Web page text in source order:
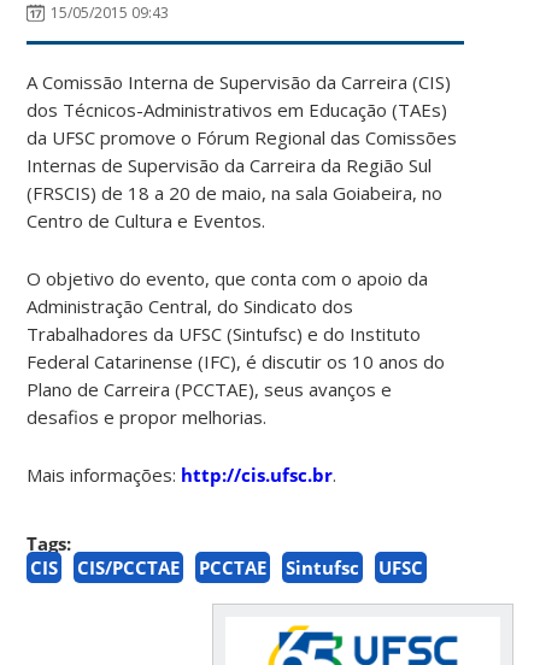
15/05/2015 09:43
A Comissão Interna de Supervisão da Carreira (CIS)
dos Técnicos-Administrativos em Educação (TAEs)
da UFSC promove o Fórum Regional das Comissões
Internas de Supervisão da Carreira da Região Sul
(FRSCIS) de 18 a 20 de maio, na sala Goiabeira, no
Centro de Cultura e Eventos.
O objetivo do evento, que conta com o apoio da
Administração Central, do Sindicato dos
Trabalhadores da UFSC (Sintufsc) e do Instituto
Federal Catarinense (IFC), é discutir os 10 anos do
Plano de Carreira (PCCTAE), seus avanços e
desafios e propor melhorias.
Mais informações: http://cis.ufsc.br.
Tags:
CIS
CIS/PCCTAE PCCTAE Sintufsc UFSC